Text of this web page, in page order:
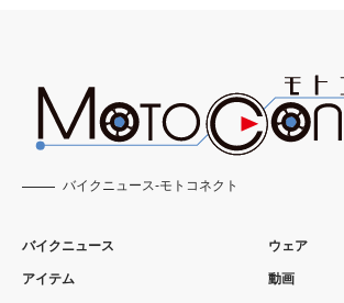
バイクニュース-モトコネクト
バイクニュース
アイテム
ウェア
動画